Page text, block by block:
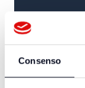
Consenso